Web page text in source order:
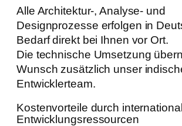
Alle Architektur-, Analyse- und
Designprozesse erfolgen in
Bedarf direkt bei Ihnen vor Ort.
Die technische Umsetzung
Wunsch zusätzlich unser
Entwicklerteam.
Kostenvorteile durch
Entwicklungsressourcen